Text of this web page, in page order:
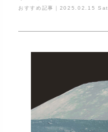
おすすめ記事｜ 2025.02.15 Sat